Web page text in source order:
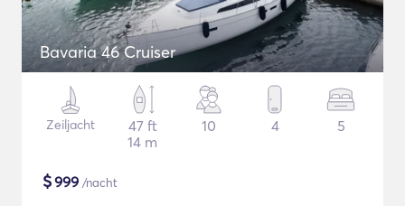
Bavaria 46 Cruiser
Zeiljacht
47 ft
14 m
10 4 5
$999 /nacht